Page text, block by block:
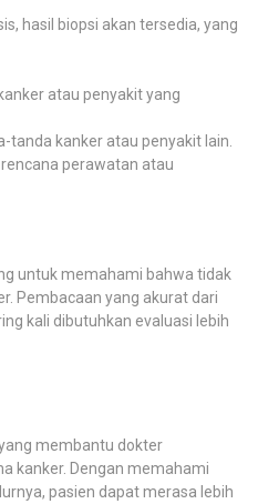
hasil biopsi akan tersedia, yang
atau penyakit yang
tanda kanker atau penyakit lain.
perawatan atau
untuk memahami bahwa tidak
Pembacaan yang akurat dari
kali dibutuhkan evaluasi lebih
membantu dokter
kanker. Dengan memahami
pasien dapat merasa lebih